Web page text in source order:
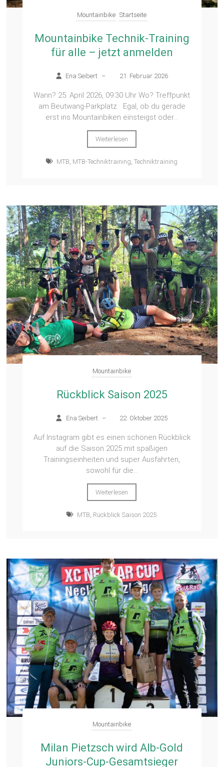
Mountainbike Startseite
Mountainbike Technik-Training
für alle – jetzt anmelden
Ena Seibert – 21. Februar 2026
Wann? 25. April 2026, 09:30 Uhr Wo? Treffpunkt
am Beutwang-Parkplatz Egal, ob du gerade
erst ins Mountainbiken einsteigst oder...
Weiterlesen
MTB, MTB-Techniktraining, Techniktraining
Mountainbike
Rückblick Saison 2025
Ena Seibert – 22. Oktober 2025
Auf Instagram gibt es einen schönen Rückblick
auf die Saison 2025 mit spaßigen
Trainingseinheiten und super Ausfahrten,
sowohl für die...
Weiterlesen
MTB Rückblick Saison 2025
Mountainbike
Milan Pietzsch wird Alb-Gold
Juniors-Cup-Gesamtsieger